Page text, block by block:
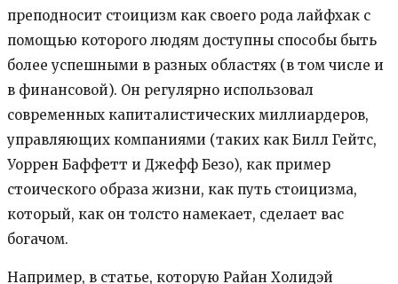
преподносит стоицизм как своего рода лайфхак с
помощью которого людям доступны способы быть
более успешными в разных областях (в том числе и
в финансовой). Он регулярно использовал
современных капиталистических миллиардеров,
управляющих компаниями (таких как Билл Гейтс,
Уоррен Баффетт и Джефф Безо), как пример
стоического образа жизни, как путь стоицизма,
который, как он толсто намекает, сделает вас
богачом.
Например, в статье, которую Райан Холидэй